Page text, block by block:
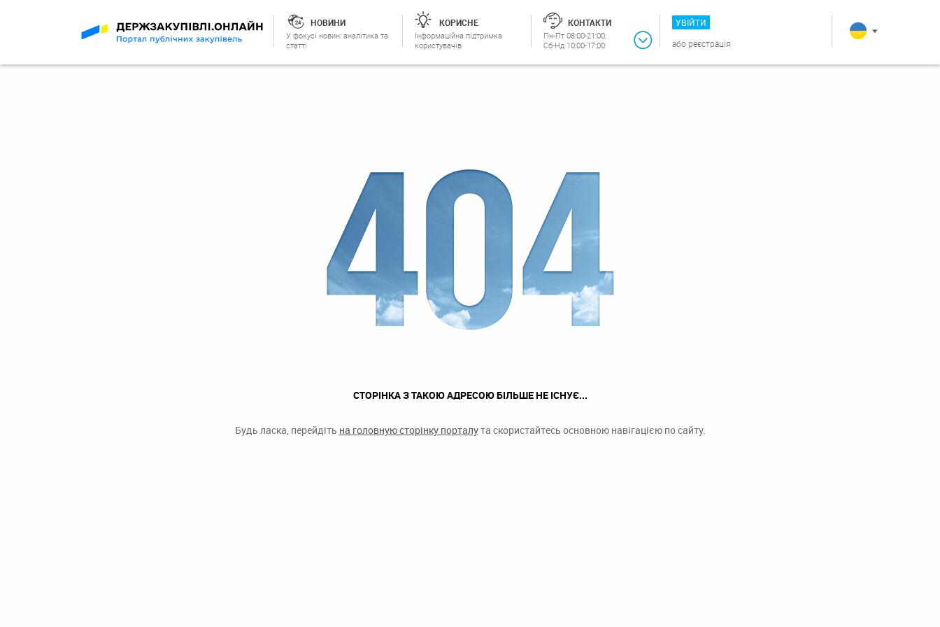
НОВИНИ
У фокусі новин: аналітика та
статті
КОРИСНЕ
Інформаційна підтримка
користувачів
КОНТАКТИ
Пн-Пт 08:00-21:00,
Сб-Нд 10:00-17:00
УВІЙТИ
або реєстрація
СТОРІНКА З ТАКОЮ АДРЕСОЮ БІЛЬШЕ НЕ ІСНУЄ...
Будь ласка, перейдіть на головную сторінку порталута скористайтесь основною навігацією по сайту.